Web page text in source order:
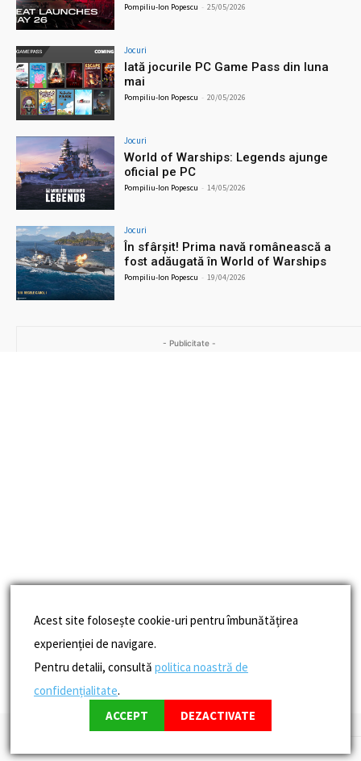
Pompiliu-Ion Popescu - 25/05/2026
Jocuri
Iată jocurile PC Game Pass din luna
mai
Pompiliu-Ion Popescu - 20/05/2026
Jocuri
World of Warships: Legends ajunge
oficial pe PC
Pompiliu-Ion Popescu - 14/05/2026
Jocuri
În sfârșit! Prima navă românească a
fost adăugată în World of Warships
Pompiliu-Ion Popescu - 19/04/2026
- Publicitate -
Acest site folosește cookie-uri pentru îmbunătățirea
experienției de navigare.
Pentru detalii, consultă politica noastră de
confidențialitate.
ACCEPT
DEZACTIVATE